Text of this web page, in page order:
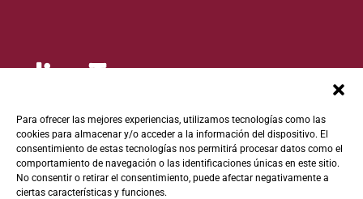
Para ofrecer las mejores experiencias, utilizamos tecnologías como las
cookies para almacenar y/o acceder a la información del dispositivo. El
consentimiento de estas tecnologías nos permitirá procesar datos como el
comportamiento de navegación o las identificaciones únicas en este sitio.
No consentir o retirar el consentimiento, puede afectar negativamente a
ciertas características y funciones.